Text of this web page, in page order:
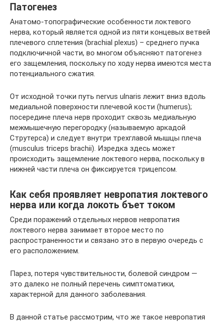
Патогенез
Анатомо-топографические особенности локтевого
нерва, который является одной из пяти концевых ветвей
плечевого сплетения (brachial plexus) – среднего пучка
подключичной части, во многом объясняют патогенез
его защемления, поскольку по ходу нерва имеются места
потенциального сжатия.
От исходной точки путь nervus ulnaris лежит вниз вдоль
медиальной поверхности плечевой кости (humerus);
посередине плеча нерв проходит сквозь медиальную
межмышечную перегородку (называемую аркадой
Струтерса) и следует внутри трехглавой мышцы плеча
(musculus triceps brachii). Изредка здесь может
происходить защемление локтевого нерва, поскольку в
нижней части плеча он фиксируется трицепсом.
Как себя проявляет невропатия локтевого
нерва или когда локоть бъет током
Среди поражений отдельных нервов невропатия
локтевого нерва занимает второе место по
распространенности и связано это в первую очередь с
его расположением.
Парез, потеря чувствительности, болевой синдром —
это далеко не полный перечень симптоматики,
характерной для данного заболевания.
В данной статье рассмотрим, что же такое невропатия